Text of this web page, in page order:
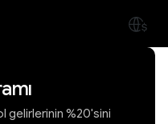
gelirlerinin %20'sini